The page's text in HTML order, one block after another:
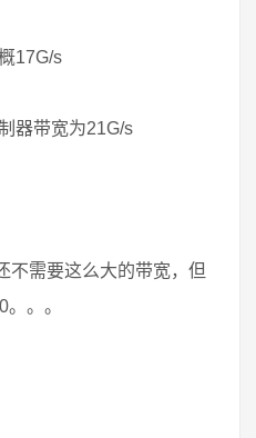
17G/s
器带宽为21G/s
不需要这么大的带宽，但
。。